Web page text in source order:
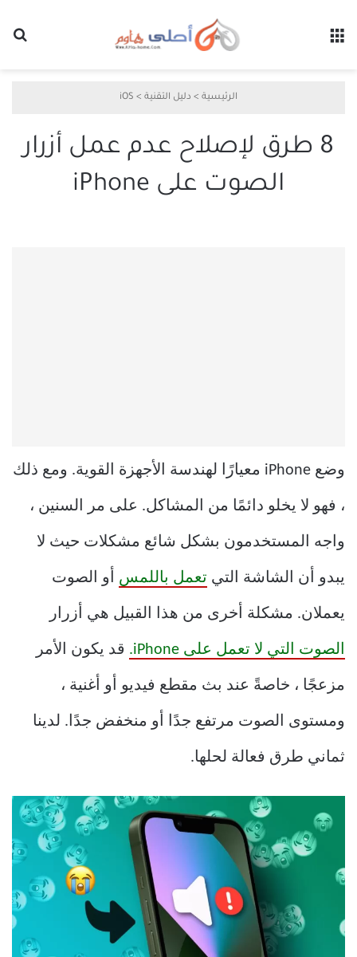
الرئيسية > دليل التقنية >
iOS
8 طرق لإصلاح عدم عمل أزرار
الصوت على iPhone
وضع iPhone معيارًا لهندسة الأجهزة القوية. ومع ذلك
، فهو لا يخلو دائمًا من المشاكل. على مر السنين ،
واجه المستخدمون بشكل شائع مشكلات حيث لا
يبدو أن الشاشة التي تعمل باللمس أو الصوت
يعملان. مشكلة أخرى من هذا القبيل هي أزرار
الصوت التي لا تعمل على iPhone. قد يكون الأمر
مزعجًا ، خاصةً عند بث مقطع فيديو أو أغنية ،
ومستوى الصوت مرتفع جدًا أو منخفض جدًا. لدينا
ثماني طرق فعالة لحلها.